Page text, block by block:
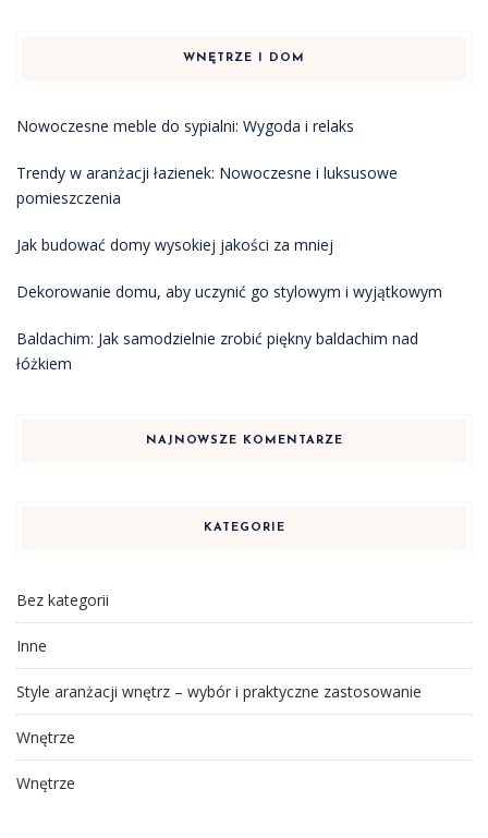
WNĘTRZE I DOM
Nowoczesne meble do sypialni: Wygoda i relaks
Trendy w aranżacji łazienek: Nowoczesne i luksusowe
pomieszczenia
Jak budować domy wysokiej jakości za mniej
Dekorowanie domu, aby uczynić go stylowym i wyjątkowym
Baldachim: Jak samodzielnie zrobić piękny baldachim nad
łóżkiem
NAJNOWSZE KOMENTARZE
KATEGORIE
Bez kategorii
Inne
Style aranżacji wnętrz – wybór i praktyczne zastosowanie
Wnętrze
Wnętrze